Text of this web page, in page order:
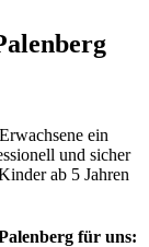
ein
und sicher
ab 5 Jahren
für uns: